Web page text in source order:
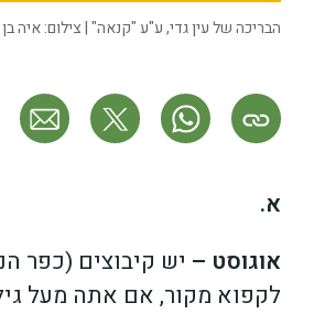
הבריכה של עין גדי, ע"ע "קנאה" | צילום: איה
א.
אוגוסט – יש קיבוצים (כפר
לקפוא מקור, אם אתה מעל גיל